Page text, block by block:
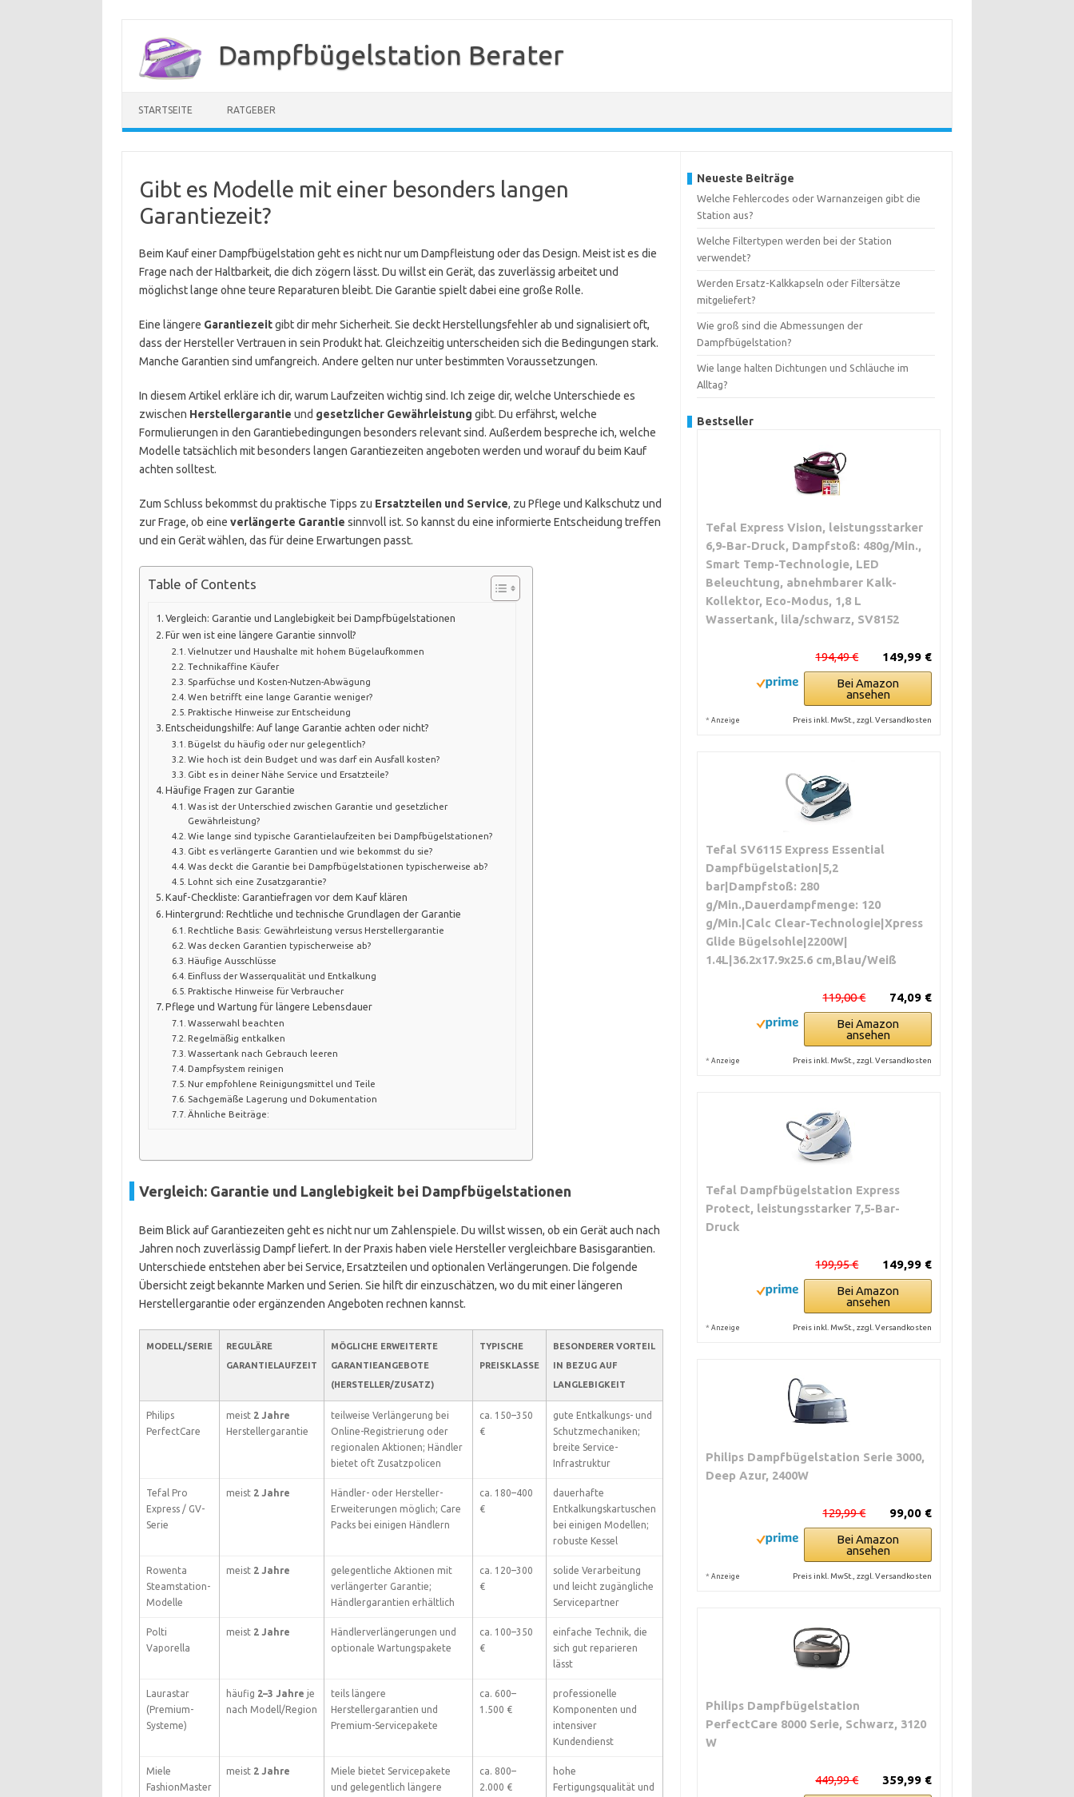
springen
Dampfbügelstation Berater
STARTSEITE RATGEBER
Gibt es Modelle mit einer besonders langen
Garantiezeit?
Beim Kauf einer Dampfbügelstation geht es nicht nur um Dampfleistung oder das Design. Meist ist es die
Frage nach der Haltbarkeit, die dich zögern lässt. Du willst ein Gerät, das zuverlässig arbeitet und
möglichst lange ohne teure Reparaturen bleibt. Die Garantie spielt dabei eine große Rolle.
Eine längere Garantiezeitgibt dir mehr Sicherheit. Sie deckt Herstellungsfehler ab und signalisiert oft,
dass der Hersteller Vertrauen in sein Produkt hat. Gleichzeitig unterscheiden sich die Bedingungen stark.
Manche Garantien sind umfangreich. Andere gelten nur unter bestimmten Voraussetzungen.
In diesem Artikel erkläre ich dir, warum Laufzeiten wichtig sind. Ich zeige dir, welche Unterschiede es
zwischen Herstellergarantie und gesetzlicher Gewährleistung gibt. Du erfährst, welche
Formulierungen in den Garantiebedingungen besonders relevant sind. Außerdem bespreche ich, welche
Modelle tatsächlich mit besonders langen Garantiezeiten angeboten werden und worauf du beim Kauf
achten solltest.
Zum Schluss bekommst du praktische Tipps zu Ersatzteilen und Service, zu Pflege und Kalkschutz und
zur Frage, ob eine verlängerte Garantie sinnvoll ist. So kannst du eine informierte Entscheidung treffen
und ein Gerät wählen, das für deine Erwartungen passt.
Table of Contents
Vergleich: Garantie und Langlebigkeit bei Dampfbügelstationen
Für wen ist eine längere Garantie sinnvoll?
Vielnutzer und Haushalte mit hohem Bügelaufkommen
Technikaffine Käufer
Sparfüchse und Kosten-Nutzen-Abwägung
Wen betrifft eine lange Garantie weniger?
Praktische Hinweise zur Entscheidung
Entscheidungshilfe: Auf lange Garantie achten oder nicht?
Bügelst du häufig oder nur gelegentlich?
Wie hoch ist dein Budget und was darf ein Ausfall kosten?
Gibt es in deiner Nähe Service und Ersatzteile?
Häufige Fragen zur Garantie
Was ist der Unterschied zwischen Garantie und gesetzlicher
Gewährleistung?
Wie lange sind typische Garantielaufzeiten bei Dampfbügelstationen?
Gibt es verlängerte Garantien und wie bekommst du sie?
Was deckt die Garantie bei Dampfbügelstationen typischerweise ab?
Lohnt sich eine Zusatzgarantie?
Kauf-Checkliste: Garantiefragen vor dem Kauf klären
Hintergrund: Rechtliche und technische Grundlagen der Garantie
Rechtliche Basis: Gewährleistung versus Herstellergarantie
Was decken Garantien typischerweise ab?
Häufige Ausschlüsse
Einfluss der Wasserqualität und Entkalkung
Praktische Hinweise für Verbraucher
Pflege und Wartung für längere Lebensdauer
Wasserwahl beachten
Regelmäßig entkalken
Wassertank nach Gebrauch leeren
Dampfsystem reinigen
Nur empfohlene Reinigungsmittel und Teile
Sachgemäße Lagerung und Dokumentation
Ähnliche Beiträge:
Vergleich: Garantie und Langlebigkeit bei Dampfbügelstationen
Beim Blick auf Garantiezeiten geht es nicht nur um Zahlenspiele. Du willst wissen, ob ein Gerät auch nach
Jahren noch zuverlässig Dampf liefert. In der Praxis haben viele Hersteller vergleichbare Basisgarantien.
Unterschiede entstehen aber bei Service, Ersatzteilen und optionalen Verlängerungen. Die folgende
Übersicht zeigt bekannte Marken und Serien. Sie hilft dir einzuschätzen, wo du mit einer längeren
Herstellergarantie oder ergänzenden Angeboten rechnen kannst.
MODELL/SERIE
REGULÄRE
GARANTIELAUFZEIT
MÖGLICHE ERWEITERTE
GARANTIEANGEBOTE
(HERSTELLER/ZUSATZ)
TYPISCHE
PREISKLASSE
BESONDERER VORTEIL
IN BEZUG AUF
LANGLEBIGKEIT
Philips
PerfectCare
meist 2 Jahre
Herstellergarantie
teilweise Verlängerung bei
Online-Registrierung oder
regionalen Aktionen; Händler
bietet oft Zusatzpolicen
ca. 150–350
€
gute Entkalkungs- und
Schutzmechaniken;
breite Service-
Infrastruktur
Tefal Pro
Express / GV-
Serie
meist 2 Jahre
Händler- oder Hersteller-
Erweiterungen möglich; Care
Packs bei einigen Händlern
ca. 180–400
€
dauerhafte
Entkalkungskartuschen
bei einigen Modellen;
robuste Kessel
Rowenta
Steamstation-
Modelle
meist 2 Jahre
gelegentliche Aktionen mit
verlängerter Garantie;
Händlergarantien erhältlich
ca. 120–300
€
solide Verarbeitung
und leicht zugängliche
Servicepartner
Polti
Vaporella
meist 2 Jahre
Händlerverlängerungen und
optionale Wartungspakete
ca. 100–350
€
einfache Technik, die
sich gut reparieren
lässt
Laurastar
(Premium-
Systeme)
häufig 2–3 Jahre je
nach Modell/Region
teils längere
Herstellergarantien und
Premium-Servicepakete
ca. 600–
1.500 €
professionelle
Komponenten und
intensiver
Kundendienst
Miele
FashionMaster
meist 2 Jahre
Miele bietet Servicepakete
und gelegentlich längere
ca. 800–
2.000 €
hohe
Fertigungsqualität und
Neueste Beiträge
Welche Fehlercodes oder Warnanzeigen gibt die
Station aus?
Welche Filtertypen werden bei der Station
verwendet?
Werden Ersatz-Kalkkapseln oder Filtersätze
mitgeliefert?
Wie groß sind die Abmessungen der
Dampfbügelstation?
Wie lange halten Dichtungen und Schläuche im
Alltag?
Bestseller
Tefal Express Vision, leistungsstarker
6,9-Bar-Druck, Dampfstoß: 480g/Min.,
Smart Temp-Technologie, LED
Beleuchtung, abnehmbarer Kalk-
Kollektor, Eco-Modus, 1,8 L
Wassertank, lila/schwarz, SV8152
149,99 €
194,49 €
Bei Amazon
ansehen
* Anzeige Preis inkl. MwSt., zzgl. Versandkosten
Tefal SV6115 Express Essential
Dampfbügelstation|5,2
bar|Dampfstoß: 280
g/Min.,Dauerdampfmenge: 120
g/Min.|Calc Clear-Technologie|Xpress
Glide Bügelsohle|2200W|
1.4L|36.2x17.9x25.6 cm,Blau/Weiß
74,09 €
119,00 €
Bei Amazon
ansehen
* Anzeige Preis inkl. MwSt., zzgl. Versandkosten
Tefal Dampfbügelstation Express
Protect, leistungsstarker 7,5-Bar-
Druck
149,99 €
199,95 €
Bei Amazon
ansehen
* Anzeige Preis inkl. MwSt., zzgl. Versandkosten
Philips Dampfbügelstation Serie 3000,
Deep Azur, 2400W
99,00 €
129,99 €
Bei Amazon
ansehen
* Anzeige Preis inkl. MwSt., zzgl. Versandkosten
Philips Dampfbügelstation
PerfectCare 8000 Serie, Schwarz, 3120
W
359,99 €
449,99 €